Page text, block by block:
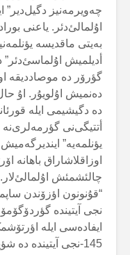
چەویرمەنیز دگیل‌دیر”
اۇلمالئ‌دئر. یاعنی
بەیتی ماقدیسە
أدیلمیش اۇلماسئ‌دئر”
گؤرۆر دە موصاددیقە
دەنمیش اۇلویۇر. اۇ
دە دگیشیمی ایلە
أتتیگی‌نی گؤرمەلری‌نە
یؤنلمەیە”
اوزاقلاشاراق باهانە
چالئشمئش اۇلمالئ‌لار.
نجی آیتیندە
ایفادەسی ایلە
145-نجی آیتیندە دە شؤیلەدیر: